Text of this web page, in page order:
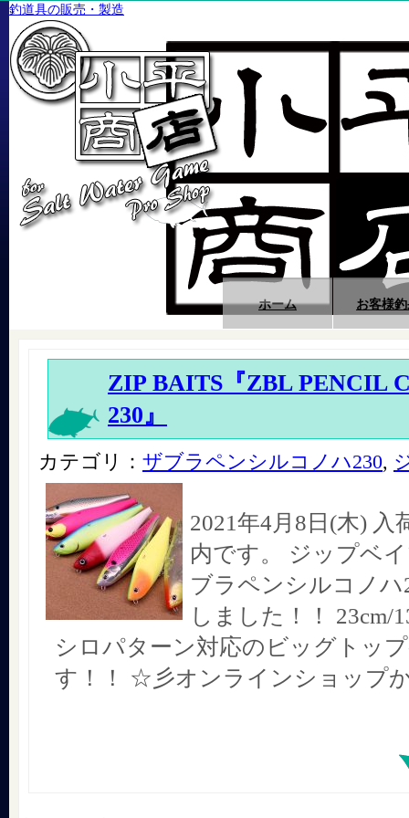
釣道具の販売・製造
ホーム お客様
ZIP BAITS『ZBL PENCIL
230』
カテゴリ： ザブラペンシルコノハ230,
2021年4月8日(木) 入
内です。 ジップベ
ブラペンシルコノハ
しました！！ 23cm/
シロパターン対応のビッグトッ
す！！ ☆彡オンラインショップ